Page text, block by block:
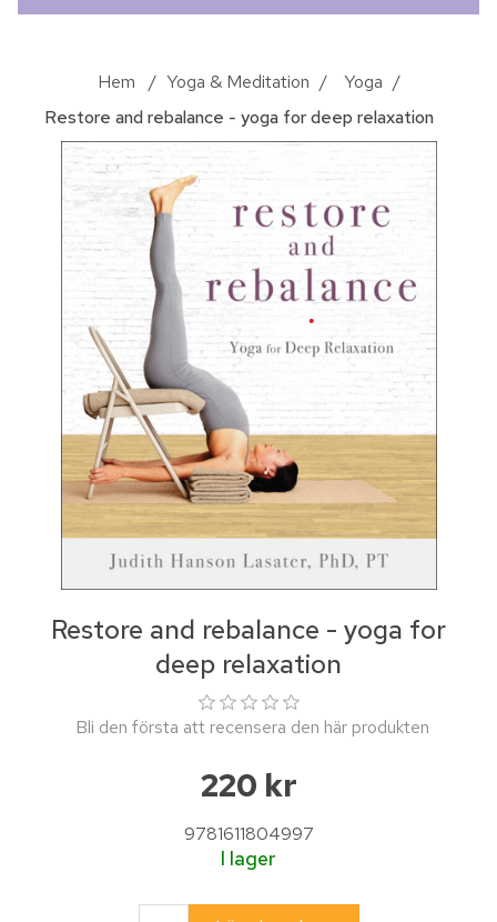
Hem / Yoga & Meditation / Yoga /
Restore and rebalance - yoga for deep relaxation
Restore and rebalance - yoga for
deep relaxation
Bli den första att recensera den här produkten
220 kr
9781611804997
I lager